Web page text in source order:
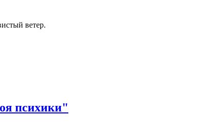
ветер.
психики"